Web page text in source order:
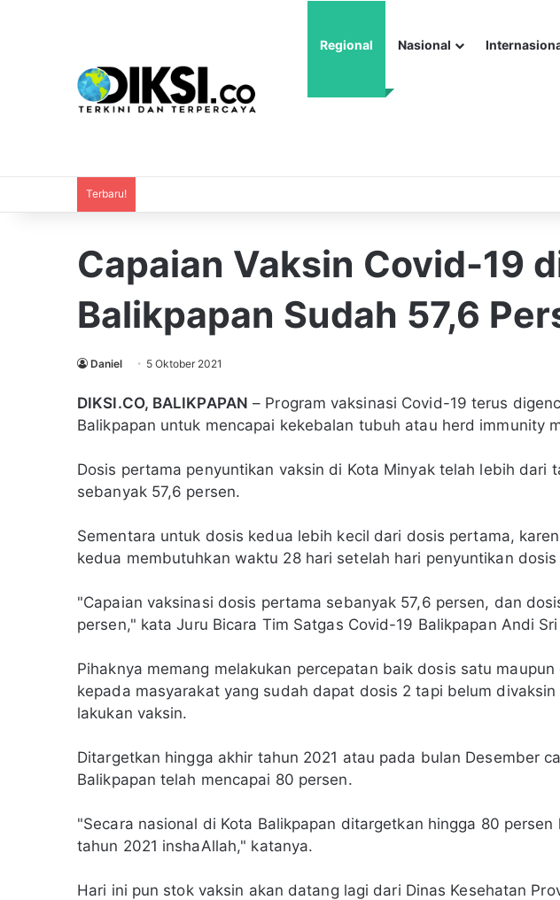
Regional Nasional
Terbaru!
Capaian Vaksin Covid-19
Balikpapan Sudah 57,6
Daniel 5 Oktober 2021
DIKSI.CO, BALIKPAPAN – Program vaksinasi Covid-19 terus
Balikpapan untuk mencapai kekebalan tubuh atau herd immunity
Dosis pertama penyuntikan vaksin di Kota Minyak telah lebih dari
sebanyak 57,6 persen.
Sementara untuk dosis kedua lebih kecil dari dosis pertama,
kedua membutuhkan waktu 28 hari setelah hari penyuntikan
"Capaian vaksinasi dosis pertama sebanyak 57,6 persen, dan
persen," kata Juru Bicara Tim Satgas Covid-19 Balikpapan Andi
Pihaknya memang melakukan percepatan baik dosis satu
kepada masyarakat yang sudah dapat dosis 2 tapi belum
lakukan vaksin.
Ditargetkan hingga akhir tahun 2021 atau pada bulan Desember
Balikpapan telah mencapai 80 persen.
"Secara nasional di Kota Balikpapan ditargetkan hingga 80 persen
tahun 2021 inshaAllah," katanya.
Hari ini pun stok vaksin akan datang lagi dari Dinas Kesehatan